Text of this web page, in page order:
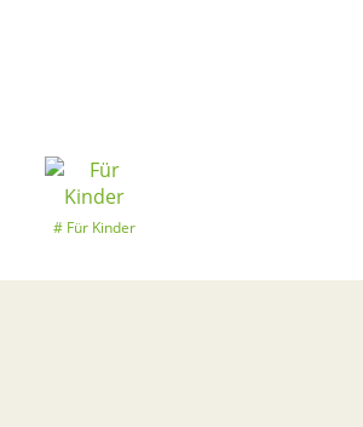
Für Kinder